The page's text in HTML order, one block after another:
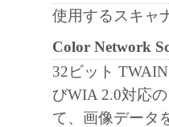
使用するスキャ
Color Network
32ビット
びWIA 2.0対応
て、画像データ